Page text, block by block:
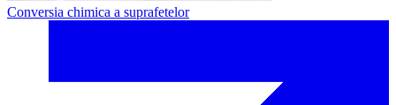
Conversia chimica a suprafetelor